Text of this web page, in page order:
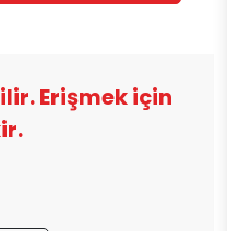
Erişmek için